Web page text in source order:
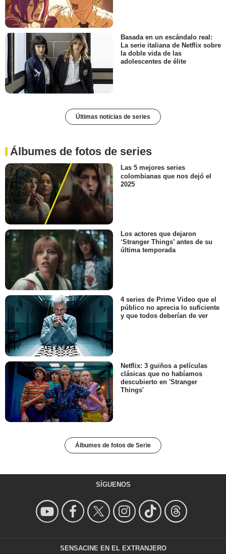
Basada en un escándalo real:
La serie italiana de Netflix sobre
la doble vida de las
adolescentes de élite
Últimas noticias de series
Álbumes de fotos de series
Las 5 mejores series
colombianas que nos dejó el
2025
Los actores que dejaron
‘Stranger Things’ antes de su
última temporada
4 series de Prime Video que el
público no aprecia lo suficiente
y que todos deberían de ver
Netflix: 3 guiños a películas
clásicas que no habíamos
descubierto en 'Stranger
Things'
Álbumes de fotos de Serie
SÍGUENOS
SENSACINE EN EL EXTRANJERO